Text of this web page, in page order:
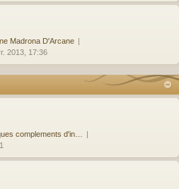
Madrona D'Arcane
2013, 17:36
complements d'in…